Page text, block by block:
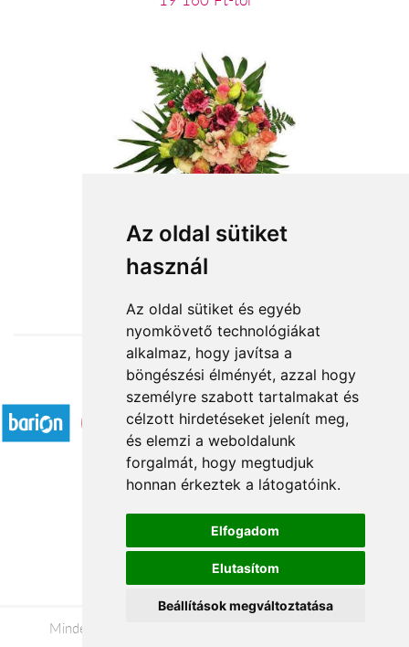
Az oldal sütiket
használ
Az oldal sütiket és egyéb
nyomkövető technológiákat
alkalmaz, hogy javítsa a
böngészési élményét, azzal hogy
személyre szabott tartalmakat és
célzott hirdetéseket jelenít meg,
és elemzi a weboldalunk
forgalmát, hogy megtudjuk
honnan érkeztek a látogatóink.
Elfogadom
Elutasítom
Beállítások megváltoztatása
Erzsébet - Katalin
23 920 Ft-tól
Elfogadott fizetési módok
Á.SZ.F.
Impresszum
Adatkezelési tájékoztató
Minden jog fenntartva © 2026 |